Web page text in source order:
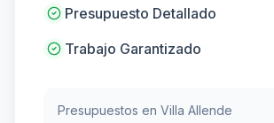
Presupuesto Detallado
Trabajo Garantizado
Presupuestos en Villa Allende